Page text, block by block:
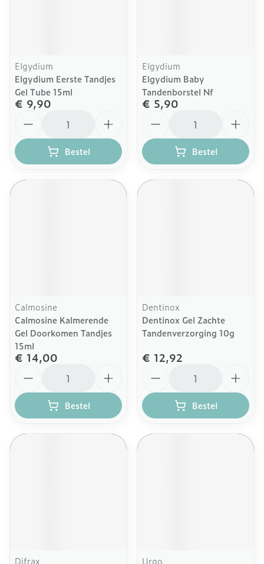
Elgydium
Elgydium Eerste Tandjes
Gel Tube 15ml
€ 9,90
Bestel
Elgydium
Elgydium Baby
Tandenborstel Nf
€ 5,90
Bestel
Calmosine
Calmosine Kalmerende
Gel Doorkomen Tandjes
15ml
€ 14,00
Bestel
Dentinox
Dentinox Gel Zachte
Tandenverzorging 10g
€ 12,92
Bestel
Difrax Urgo